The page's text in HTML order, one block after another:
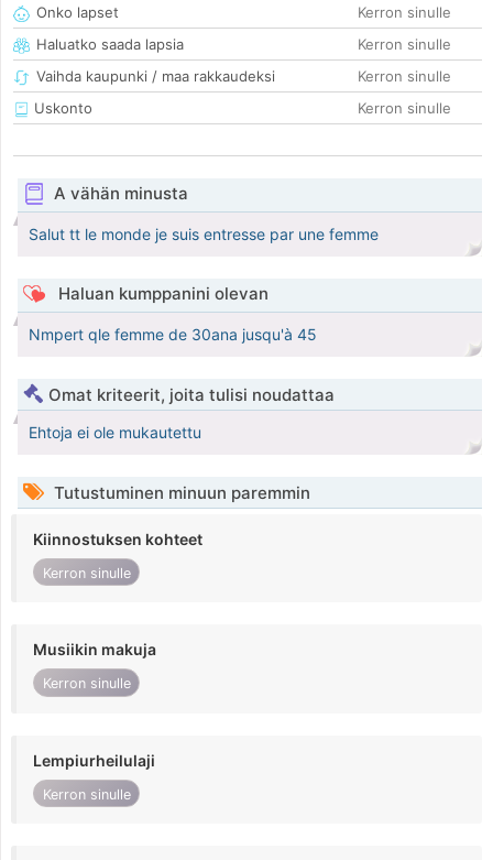
Onko lapset
Kerron sinulle
Haluatko saada lapsia
Kerron sinulle
Vaihda kaupunki / maa rakkaudeksi
Kerron sinulle
Uskonto
Kerron sinulle
A vähän minusta
Salut tt le monde je suis entresse par une femme
Haluan kumppanini olevan
Nmpert qle femme de 30ana jusqu'à 45
Omat kriteerit, joita tulisi noudattaa
Ehtoja ei ole mukautettu
Tutustuminen minuun paremmin
Kiinnostuksen kohteet
Kerron sinulle
Musiikin makuja
Kerron sinulle
Lempiurheilulaji
Kerron sinulle